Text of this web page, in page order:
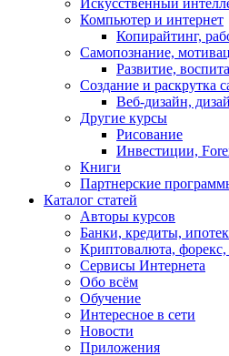
Компьютер и интернет
Копирайтинг,
Самопознание,
Развитие,
Создание и раскрутка
Веб-дизайн,
Другие курсы
Рисование
Инвестиции,
Книги
Партнерские
Каталог статей
Авторы курсов
Банки, кредиты,
Криптовалюта,
Сервисы Интернета
Обо всём
Обучение
Интересное в сети
Новости
Приложения